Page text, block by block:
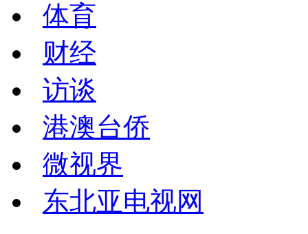
体育
财经
访谈
港澳台侨
微视界
东北亚电视网